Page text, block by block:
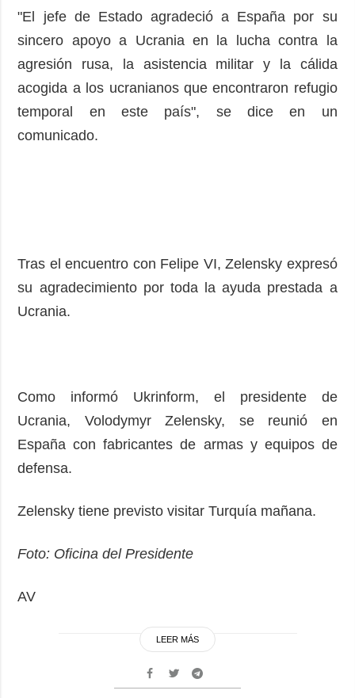
"El jefe de Estado agradeció a España por su
sincero apoyo a Ucrania en la lucha contra la
agresión rusa, la asistencia militar y la cálida
acogida a los ucranianos que encontraron refugio
temporal en este país", se dice en un
comunicado.
Tras el encuentro con Felipe VI, Zelensky expresó
su agradecimiento por toda la ayuda prestada a
Ucrania.
Como informó Ukrinform, el presidente de
Ucrania, Volodymyr Zelensky, se reunió en
España con fabricantes de armas y equipos de
defensa.
Zelensky tiene previsto visitar Turquía mañana.
Foto: Oficina del Presidente
AV
LEER MÁS